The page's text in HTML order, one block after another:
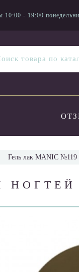
10:00 - 19:00
Гель лак MANIC №119